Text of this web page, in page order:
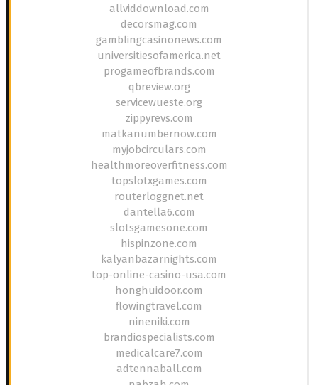
allviddownload.com
decorsmag.com
gamblingcasinonews.com
universitiesofamerica.net
progameofbrands.com
qbreview.org
servicewueste.org
zippyrevs.com
matkanumbernow.com
myjobcirculars.com
healthmoreoverfitness.com
topslotxgames.com
routerloggnet.net
dantella6.com
slotsgamesone.com
hispinzone.com
kalyanbazarnights.com
top-online-casino-usa.com
honghuidoor.com
flowingtravel.com
nineniki.com
brandiospecialists.com
medicalcare7.com
adtennaball.com